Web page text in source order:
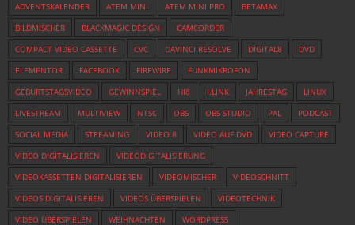
ADVENTSKALENDER ATEM MINI ATEM MINI PRO
BETAMAX
BILDMISCHER
BLACKMAGIC DESIGN
CAMCORDER
COMPACT VIDEO CASSETTE
CVC DAVINCI RESOLVE DIGITAL8
DVD
ELEMENTOR
FACEBOOK FIREWIRE
FUNKMIKROFON
GEBURTSTAGSVIDEO
GEWINNSPIEL HI8 I.LINK JAHRESTAG
LINUX
LIVESTREAM
MULTIVIEW NTSC OBS OBS STUDIO PAL
PODCAST
SOCIAL MEDIA
STREAMING VIDEO 8 VIDEO AUF DVD
VIDEO CAPTURE
VIDEO DIGITALISIEREN
VIDEODIGITALISIERUNG
VIDEOKASSETTEN DIGITALISIEREN
VIDEOMISCHER
VIDEOSCHNITT
VIDEOS DIGITALISIEREN
VIDEOS ÜBERSPIELEN
VIDEOTECHNIK
VIDEO ÜBERSPIELEN
WEIHNACHTEN WORDPRESS